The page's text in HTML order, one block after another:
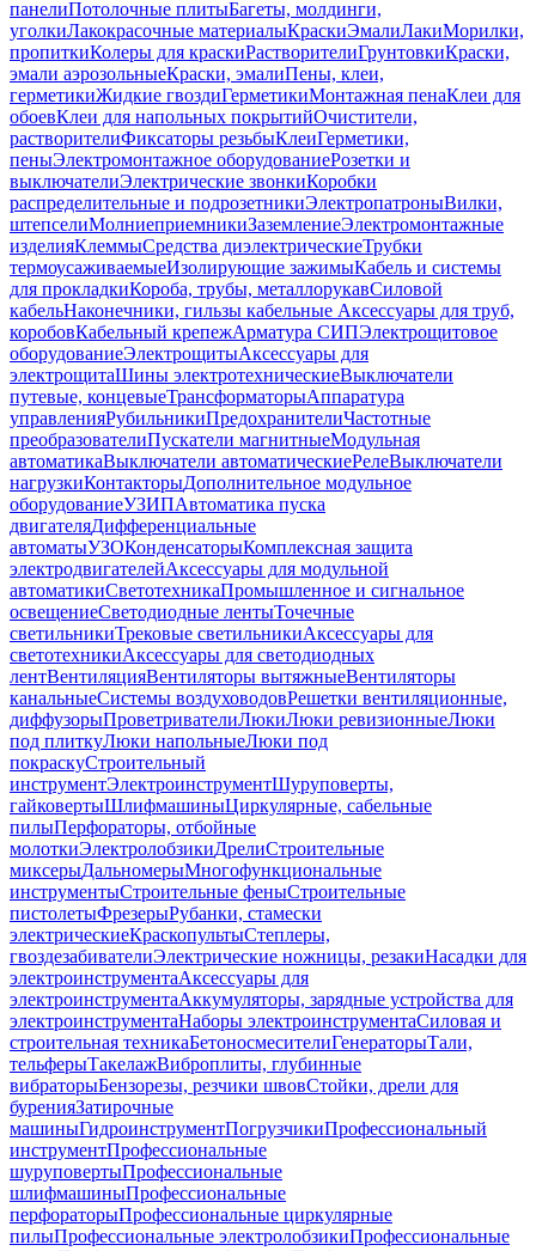
панелиПотолочные плитыБагеты, молдинги,
уголкиЛакокрасочные материалыКраскиЭмалиЛакиМорилки,
пропиткиКолеры для краскиРастворителиГрунтовкиКраски,
эмали аэрозольныеКраски, эмалиПены, клеи,
герметикиЖидкие гвоздиГерметикиМонтажная пенаКлеи для
обоевКлеи для напольных покрытийОчистители,
растворителиФиксаторы резьбыКлеиГерметики,
пеныЭлектромонтажное оборудованиеРозетки и
выключателиЭлектрические звонкиКоробки
распределительные и подрозетникиЭлектропатроныВилки,
штепселиМолниеприемникиЗаземлениеЭлектромонтажные
изделияКлеммыСредства диэлектрическиеТрубки
термоусаживаемыеИзолирующие зажимыКабель и системы
для прокладкиКороба, трубы, металлорукавСиловой
кабельНаконечники, гильзы кабельные Аксессуары для труб,
коробовКабельный крепежАрматура СИПЭлектрощитовое
оборудованиеЭлектрощитыАксессуары для
электрощитаШины электротехническиеВыключатели
путевые, концевыеТрансформаторыАппаратура
управленияРубильникиПредохранителиЧастотные
преобразователиПускатели магнитныеМодульная
автоматикаВыключатели автоматическиеРелеВыключатели
нагрузкиКонтакторыДополнительное модульное
оборудованиеУЗИПАвтоматика пуска
двигателяДифференциальные
автоматыУЗОКонденсаторыКомплексная защита
электродвигателейАксессуары для модульной
автоматикиСветотехникаПромышленное и сигнальное
освещениеСветодиодные лентыТочечные
светильникиТрековые светильникиАксессуары для
светотехникиАксессуары для светодиодных
лентВентиляцияВентиляторы вытяжныеВентиляторы
канальныеСистемы воздуховодовРешетки вентиляционные,
диффузорыПроветривателиЛюкиЛюки ревизионныеЛюки
под плиткуЛюки напольныеЛюки под
покраскуСтроительный
инструментЭлектроинструментШуруповерты,
гайковертыШлифмашиныЦиркулярные, сабельные
пилыПерфораторы, отбойные
молоткиЭлектролобзикиДрелиСтроительные
миксерыДальномерыМногофункциональные
инструментыСтроительные феныСтроительные
пистолетыФрезерыРубанки, стамески
электрическиеКраскопультыСтеплеры,
гвоздезабивателиЭлектрические ножницы, резакиНасадки для
электроинструментаАксессуары для
электроинструментаАккумуляторы, зарядные устройства для
электроинструментаНаборы электроинструментаСиловая и
строительная техникаБетоносмесителиГенераторыТали,
тельферыТакелажВиброплиты, глубинные
вибраторыБензорезы, резчики швовСтойки, дрели для
буренияЗатирочные
машиныГидроинструментПогрузчикиПрофессиональный
инструментПрофессиональные
шуруповертыПрофессиональные
шлифмашиныПрофессиональные
перфораторыПрофессиональные циркулярные
пилыПрофессиональные электролобзикиПрофессиональные